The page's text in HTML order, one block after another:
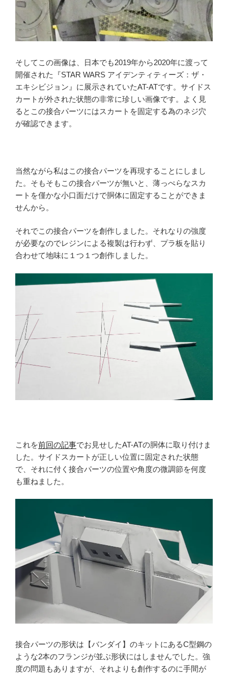
そしてこの画像は、日本でも2019年から2020年に渡って
開催された『STAR WARS アイデンティティーズ：ザ・
エキシビジョン』に展示されていたAT-ATです。サイドス
カートが外された状態の非常に珍しい画像です。よく見
るとこの接合パーツにはスカートを固定する為のネジ穴
が確認できます。
当然ながら私はこの接合パーツを再現することにしまし
た。そもそもこの接合パーツが無いと、薄っぺらなスカ
ートを僅かな小口面だけで胴体に固定することができま
せんから。
それでこの接合パーツを創作しました。それなりの強度
が必要なのでレジンによる複製は行わず、プラ板を貼り
合わせて地味に１つ１つ創作しました。
これを前回の記事でお見せしたAT-ATの胴体に取り付けま
した。サイドスカートが正しい位置に固定された状態
で、それに付く接合パーツの位置や角度の微調節を何度
も重ねました。
接合パーツの形状は【バンダイ】のキットにあるC型鋼の
ような2本のフランジが並ぶ形状にはしませんでした。強
度の問題もありますが、それよりも創作するのに手間が